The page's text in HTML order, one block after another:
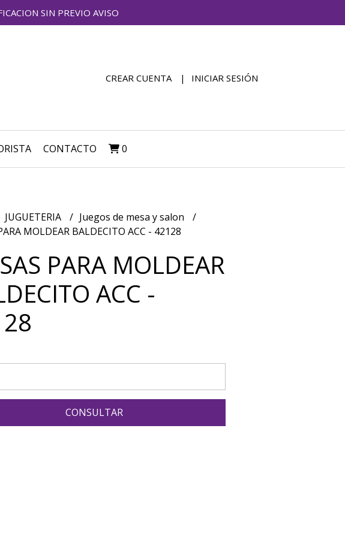
SIN PREVIO AVISO
CREAR CUENTA INICIAR SESIÓN
CONTACTO 0
JUGUETERIA
Juegos de mesa y salon
MOLDEAR BALDECITO ACC - 42128
PARA MOLDEAR
ACC -
CONSULTAR